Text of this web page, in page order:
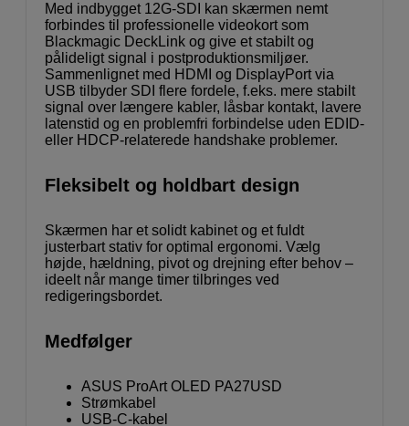
Med indbygget 12G-SDI kan skærmen nemt
forbindes til professionelle videokort som
Blackmagic DeckLink og give et stabilt og
pålideligt signal i postproduktionsmiljøer.
Sammenlignet med HDMI og DisplayPort via
USB tilbyder SDI flere fordele, f.eks. mere stabilt
signal over længere kabler, låsbar kontakt, lavere
latenstid og en problemfri forbindelse uden EDID-
eller HDCP-relaterede handshake problemer.
Fleksibelt og holdbart design
Skærmen har et solidt kabinet og et fuldt
justerbart stativ for optimal ergonomi. Vælg
højde, hældning, pivot og drejning efter behov –
ideelt når mange timer tilbringes ved
redigeringsbordet.
Medfølger
ASUS ProArt OLED PA27USD
Strømkabel
USB-C-kabel